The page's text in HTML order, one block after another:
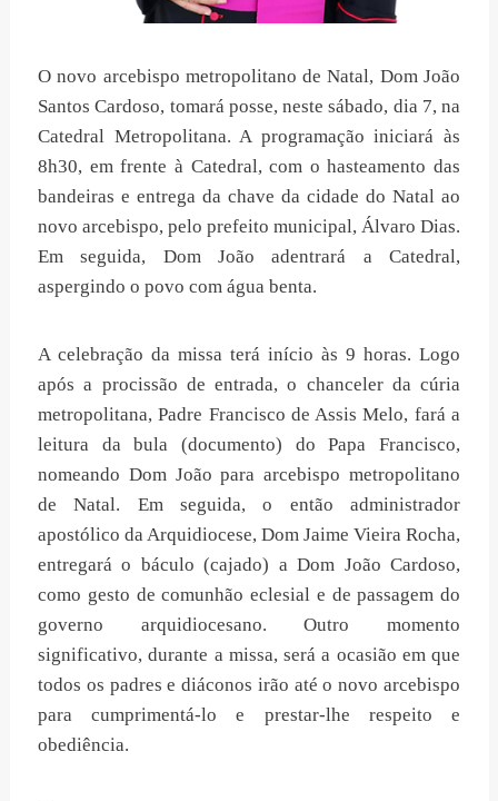
O novo arcebispo metropolitano de Natal, Dom João
Santos Cardoso, tomará posse, neste sábado, dia 7, na
Catedral Metropolitana. A programação iniciará às
8h30, em frente à Catedral, com o hasteamento das
bandeiras e entrega da chave da cidade do Natal ao
novo arcebispo, pelo prefeito municipal, Álvaro Dias.
Em seguida, Dom João adentrará a Catedral,
aspergindo o povo com água benta.
A celebração da missa terá início às 9 horas. Logo
após a procissão de entrada, o chanceler da cúria
metropolitana, Padre Francisco de Assis Melo, fará a
leitura da bula (documento) do Papa Francisco,
nomeando Dom João para arcebispo metropolitano
de Natal. Em seguida, o então administrador
apostólico da Arquidiocese, Dom Jaime Vieira Rocha,
entregará o báculo (cajado) a Dom João Cardoso,
como gesto de comunhão eclesial e de passagem do
governo arquidiocesano. Outro momento
significativo, durante a missa, será a ocasião em que
todos os padres e diáconos irão até o novo arcebispo
para cumprimentá-lo e prestar-lhe respeito e
obediência.